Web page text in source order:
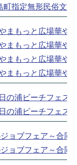
町指定無形民俗文
まもっと広場華や
まもっと広場華や
まもっと広場華や
まもっと広場華や
日の浦ビーチフェス
日の浦ビーチフェス
ョブフェア～合同
ョブフェア～合同